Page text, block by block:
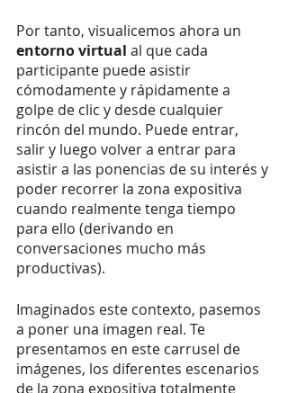
Por tanto, visualicemos ahora un
entorno virtual al que cada
participante puede asistir
cómodamente y rápidamente a
golpe de clic y desde cualquier
rincón del mundo. Puede entrar,
salir y luego volver a entrar para
asistir a las ponencias de su interés y
poder recorrer la zona expositiva
cuando realmente tenga tiempo
para ello (derivando en
conversaciones mucho más
productivas).
Imaginados este contexto, pasemos
a poner una imagen real. Te
presentamos en este carrusel de
imágenes, los diferentes escenarios
de la zona expositiva totalmente